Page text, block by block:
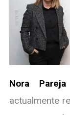
Nora Pareja
actualmente